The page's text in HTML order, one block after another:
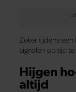
Zeker tijdens
signalen op tijd
Hijgen
altijd